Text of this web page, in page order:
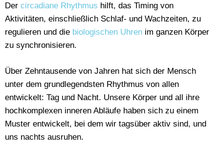
Der circadiane Rhythmus hilft, das Timing von
Aktivitäten, einschließlich Schlaf- und Wachzeiten, zu
regulieren und die biologischen Uhren im ganzen Körper
zu synchronisieren.
Über Zehntausende von Jahren hat sich der Mensch
unter dem grundlegendsten Rhythmus von allen
entwickelt: Tag und Nacht. Unsere Körper und all ihre
hochkomplexen inneren Abläufe haben sich zu einem
Muster entwickelt, bei dem wir tagsüber aktiv sind, und
uns nachts ausruhen.